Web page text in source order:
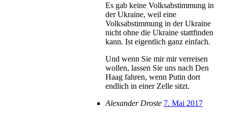
Es gab keine Volksabstimmung in
der Ukraine, weil eine
Volksabstimmung in der Ukraine
nicht ohne die Ukraine stattfinden
kann. Ist eigentlich ganz einfach.
Und wenn Sie mir mir verreisen
wollen, lassen Sie uns nach Den
Haag fahren, wenn Putin dort
endlich in einer Zelle sitzt.
Alexander Droste 7. Mai 2017